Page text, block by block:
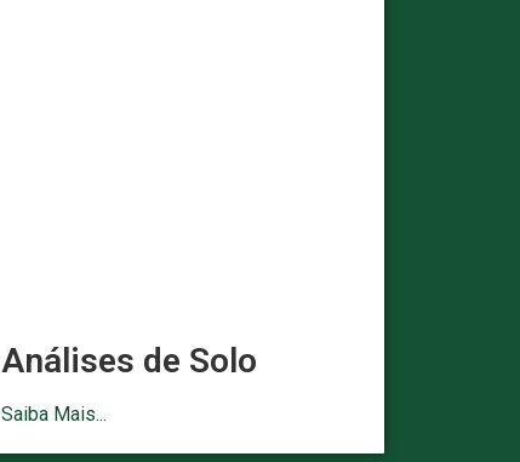
Análises de Solo
Saiba Mais...